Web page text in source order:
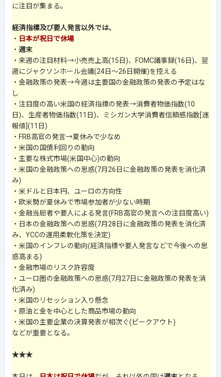
に注目が集まる。
経済指標及び要人発言以外では、
・ 日本が祝日で休場
・ 週末
・来週の注目材料→小売売上高(15日)、FOMC議事録(16日)、翌
週にジャクソンホール会議(24日～26日開催)を控える
・金融政策の発表→今週は主要国の金融政策の発表の予定はな
し
・注目度の高い米国の経済指標の発表→消費者物価指数(10
日)、生産者物価指数(11日)、ミシガン大学消費者信頼感指数[速
報値](11日)
・FRB高官の発言→夏休みで少なめ
・米国の国債利回りの動向
・主要な株式市場(米国中心)の動向
・米国の金融政策への思惑(7月26日に金融政策の発表を消化済
み)
・米ドルと日本円、ユーロの方向性
・欧米勢が夏休みで市場参加者が少ない時期
・金融当局者や要人による発言(FRB高官の発言への注目度高い)
・日本の金融政策への思惑(7月28日に金融政策の発表を消化済
み、YCCの運用柔軟化策を決定)
・米国のインフレの動向(経済指標や要人発言などで今後への思
惑高まる)
・金融市場のリスク許容度
・ユーロ圏の金融政策への思惑(7月27日に金融政策の発表を消
化済み)
・米国のリセッション入り懸念
・原油と金を中心とした商品市場の動向
・米国の主要企業の決算発表が相次ぐ(ピークアウト)
などが重要となる。
★★★